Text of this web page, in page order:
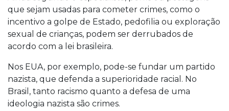
que sejam usadas para cometer crimes, como o
incentivo a golpe de Estado, pedofilia ou exploração
sexual de crianças, podem ser derrubados de
acordo com a lei brasileira.
Nos EUA, por exemplo, pode-se fundar um partido
nazista, que defenda a superioridade racial. No
Brasil, tanto racismo quanto a defesa de uma
ideologia nazista são crimes.